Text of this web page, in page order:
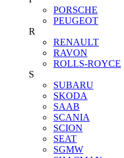
PORSCHE
PEUGEOT
R
RENAULT
RAVON
ROLLS-ROYCE
S
SUBARU
SKODA
SAAB
SCANIA
SCION
SEAT
SGMW